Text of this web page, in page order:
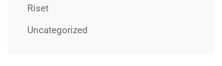
Riset
Uncategorized